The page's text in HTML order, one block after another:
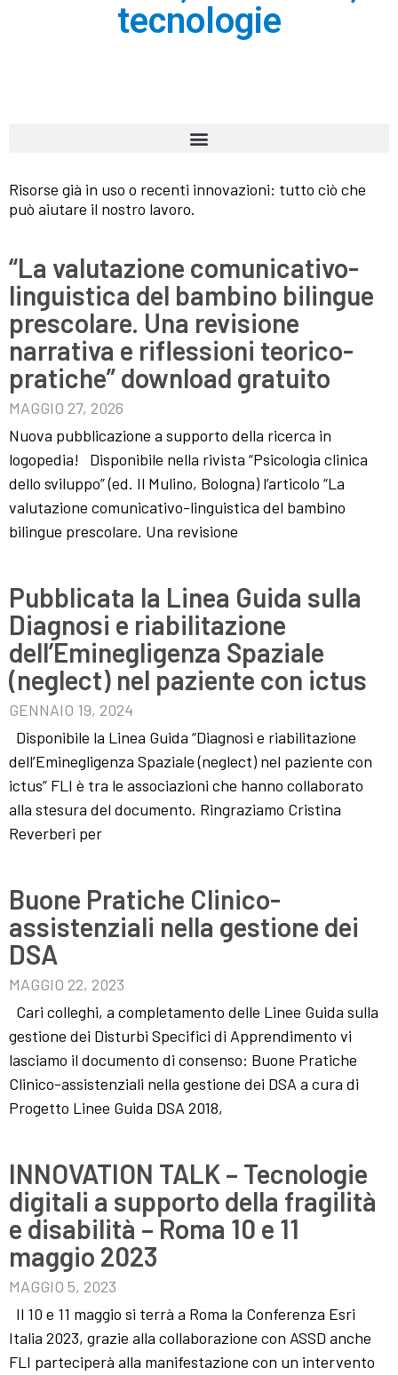
tecnologie
Risorse già in uso o recenti innovazioni: tutto ciò che
può aiutare il nostro lavoro.
“La valutazione comunicativo-
linguistica del bambino bilingue
prescolare. Una revisione
narrativa e riflessioni teorico-
pratiche” download gratuito
MAGGIO 27, 2026
Nuova pubblicazione a supporto della ricerca in
logopedia! Disponibile nella rivista “Psicologia clinica
dello sviluppo” (ed. Il Mulino, Bologna) l’articolo “La
valutazione comunicativo-linguistica del bambino
bilingue prescolare. Una revisione
Pubblicata la Linea Guida sulla
Diagnosi e riabilitazione
dell’Eminegligenza Spaziale
(neglect) nel paziente con ictus
GENNAIO 19, 2024
Disponibile la Linea Guida “Diagnosi e riabilitazione
dell’Eminegligenza Spaziale (neglect) nel paziente con
ictus” FLI è tra le associazioni che hanno collaborato
alla stesura del documento. Ringraziamo Cristina
Reverberi per
Buone Pratiche Clinico-
assistenziali nella gestione dei
DSA
MAGGIO 22, 2023
Cari colleghi, a completamento delle Linee Guida sulla
gestione dei Disturbi Specifici di Apprendimento vi
lasciamo il documento di consenso: Buone Pratiche
Clinico-assistenziali nella gestione dei DSA a cura di
Progetto Linee Guida DSA 2018,
INNOVATION TALK – Tecnologie
digitali a supporto della fragilità
e disabilità – Roma 10 e 11
maggio 2023
MAGGIO 5, 2023
Il 10 e 11 maggio si terrà a Roma la Conferenza Esri
Italia 2023, grazie alla collaborazione con ASSD anche
FLI parteciperà alla manifestazione con un intervento